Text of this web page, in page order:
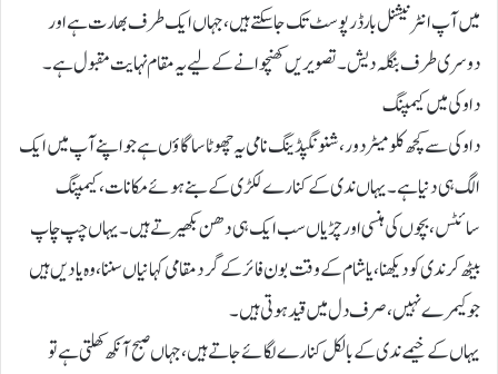
میں آپ انٹرنیشنل بارڈر پوسٹ تک جا سکتے ہیں، جہاں ایک طرف بھارت ہے اور
دوسری طرف بنگلہ دیش۔ تصویریں کھنچوانے کے لیے یہ مقام نہایت مقبول ہے۔
داوکی میں کیمپنگ
داوکی سے کچھ کلومیٹر دور، شنونگپڈینگ نامی یہ چھوٹا سا گاؤں ہے جو اپنے آپ میں ایک
الگ ہی دنیا ہے۔ یہاں ندی کے کنارے لکڑی کے بنے ہوئے مکانات، کیمپنگ
سائٹس، بچوں کی ہنسی اور چڑیاں سب ایک ہی دھن بکھیرتے ہیں۔ یہاں چپ چاپ
بیٹھ کر ندی کو دیکھنا، یا شام کے وقت بون فائر کے گرد مقامی کہانیاں سننا، وہ یادیں ہیں
جو کیمرے نہیں، صرف دل میں قید ہوتی ہیں۔
یہاں کے خیمے ندی کے بالکل کنارے لگائے جاتے ہیں، جہاں صبح آنکھ کھلتی ہے تو